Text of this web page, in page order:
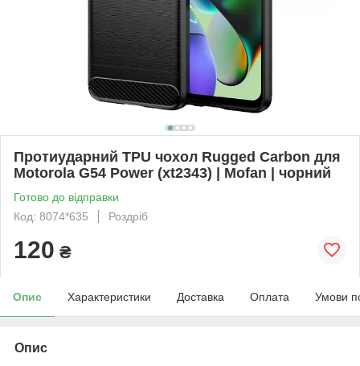
Протиударний TPU чохол Rugged Carbon для
Motorola G54 Power (xt2343) | Mofan | чорний
Готово до відправки
Код: 8074*635
Роздріб
120 ₴
Опис Характеристики Доставка Оплата Умови
Опис